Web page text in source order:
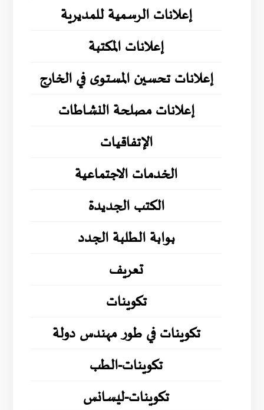
إعلانات الرسمية للمديرية
إعلانات المكتبة
إعلانات تحسين المستوى في الخارج
إعلانات مصلحة النشاطات
الإتفاقيات
الخدمات الاجتماعية
الكتب الجديدة
بوابة الطلبة الجدد
تعريف
تكوينات
تكوينات في طور مهندس دولة
تكوينات-الطب
تكوينات-ليسانس